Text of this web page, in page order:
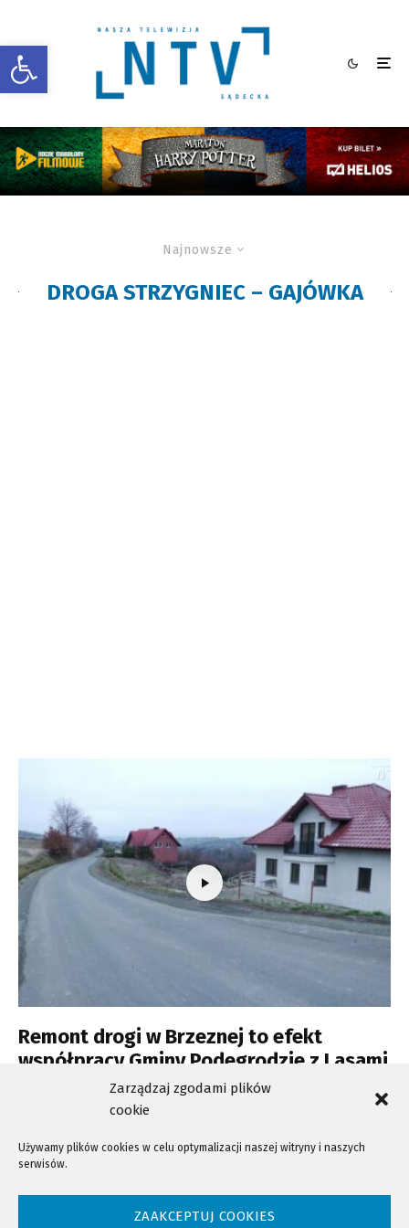
Otwórz pasek narzędzi
Zarządzaj zgodami plików
cookie
Używamy plików cookies w celu optymalizacji naszej witryny i naszych
serwisów.
ZAAKCEPTUJ COOKIES
Najnowsze
DROGA STRZYGNIEC – GAJÓWKA
Remont drogi w Brzeznej to efekt
współpracy Gminy Podegrodzie z Lasami
Państwowymi.
NTV - Nasza Telewizja Sądecka © 2023 Wszystkie prawa zastrzeżone!